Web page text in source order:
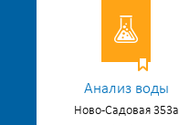
Анализ воды
Ново-Садовая 353а